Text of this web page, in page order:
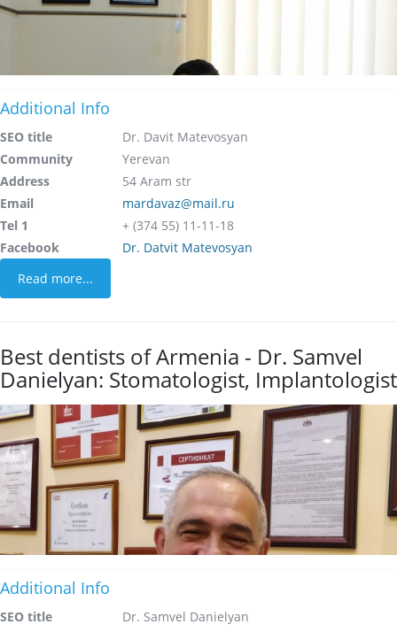
Additional Info
SEO title
Dr. Davit Matevosyan
Community
Yerevan
Address
54 Aram str
Email
mardavaz@mail.ru
Tel 1
+ (374 55) 11-11-18
Facebook
Dr. Datvit Matevosyan
Read more...
Best dentists of Armenia - Dr. Samvel
Danielyan: Stomatologist, Implantologist
Additional Info
SEO title
Dr. Samvel Danielyan